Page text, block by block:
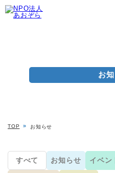
お
TOP お知らせ
すべて お知らせ イベン